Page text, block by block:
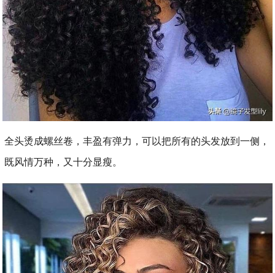
全头烫成螺丝卷，丰盈有弹力，可以把所有的头发放到一侧，
既风情万种，又十分显瘦。